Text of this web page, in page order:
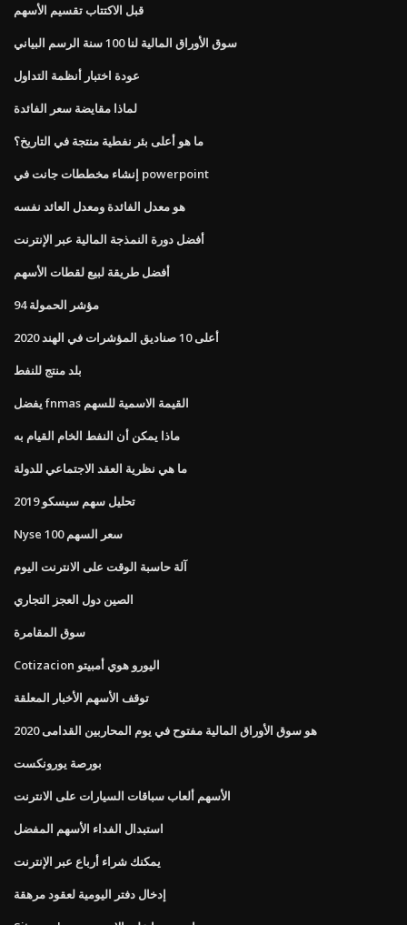
قبل الاكتتاب تقسيم الأسهم
سوق الأوراق المالية لنا 100 سنة الرسم البياني
عودة اختبار أنظمة التداول
لماذا مقايضة سعر الفائدة
ما هو أعلى بئر نفطية منتجة في التاريخ؟
إنشاء مخططات جانت في powerpoint
هو معدل الفائدة ومعدل العائد نفسه
أفضل دورة النمذجة المالية عبر الإنترنت
أفضل طريقة لبيع لقطات الأسهم
مؤشر الحمولة 94
أعلى 10 صناديق المؤشرات في الهند 2020
بلد منتج للنفط
يفضل fnmas القيمة الاسمية للسهم
ماذا يمكن أن النفط الخام القيام به
ما هي نظرية العقد الاجتماعي للدولة
تحليل سهم سيسكو 2019
Nyse 100 سعر السهم
آلة حاسبة الوقت على الانترنت اليوم
الصين دول العجز التجاري
سوق المقامرة
Cotizacion اليورو هوي أمبيتو
توقف الأسهم الأخبار المعلقة
هو سوق الأوراق المالية مفتوح في يوم المحاربين القدامى 2020
بورصة يورونكست
الأسهم ألعاب سباقات السيارات على الانترنت
استبدال الفداء الأسهم المفضل
يمكنك شراء أرباع عبر الإنترنت
إدخال دفتر اليومية لعقود مرهقة